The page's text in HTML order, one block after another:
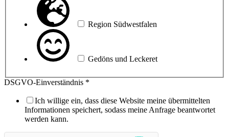
Regi­on Südwestfalen
Gedöns und Leckeret
DSGVO-Ein­ver­ständ­nis *
Ich wil­li­ge ein, dass die­se Web­site mei­ne über­mit­tel­ten
Infor­ma­tio­nen spei­chert, sodass mei­ne Anfra­ge beant­wor­tet
wer­den kann.